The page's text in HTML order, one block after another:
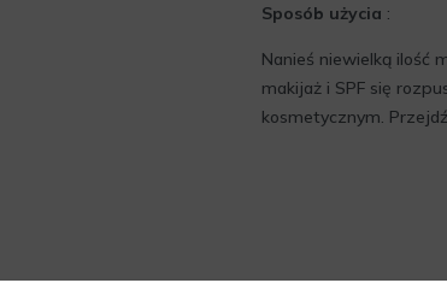
Sposób użycia :
Nanieś niewielką ilość
makijaż i SPF się
kosmetycznym.